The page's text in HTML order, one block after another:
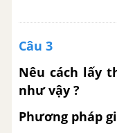
Câu 3
Nêu cách lấy
như vậy ?
Phương pháp